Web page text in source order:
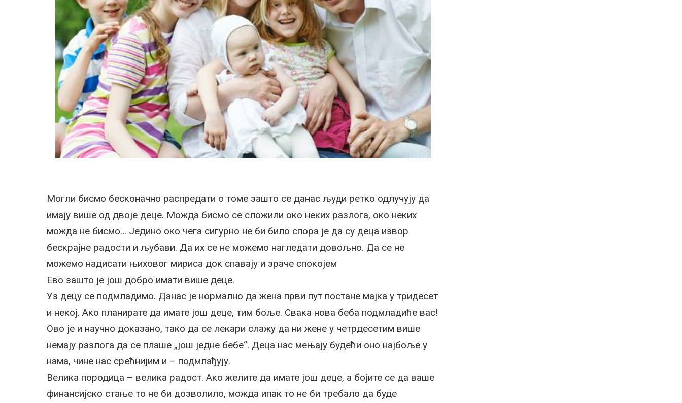
Могли бисмо бесконачно распредати о томе зашто се данас људи ретко одлучују да
имају више од двоје деце. Можда бисмо се сложили око неких разлога, око неких
можда не бисмо… Једино око чега сигурно не би било спора је да су деца извор
бескрајне радости и љубави. Да их се не можемо нагледати довољно. Да се не
можемо надисати њиховог мириса док спавају и зраче спокојем
Ево зашто је још добро имати више деце.
Уз децу се подмладимо. Данас је нормално да жена први пут постане мајка у тридесет
и некој. Ако планирате да имате још деце, тим боље. Свака нова беба подмладиће вас!
Ово је и научно доказано, тако да се лекари слажу да ни жене у четрдесетим више
немају разлога да се плаше „још једне бебе“. Деца нас мењају будећи оно најбоље у
нама, чине нас срећнијим и – подмлађују.
Велика породица – велика радост. Ако желите да имате још деце, а бојите се да ваше
финансијско стање то не би дозволило, можда ипак то не би требало да буде